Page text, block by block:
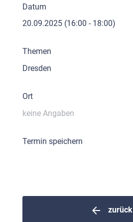
Datum
20.09.2025 (16:00 - 18:00)
Themen
Dresden
Ort
keine Angaben
Termin speichern
arrow_back zurück